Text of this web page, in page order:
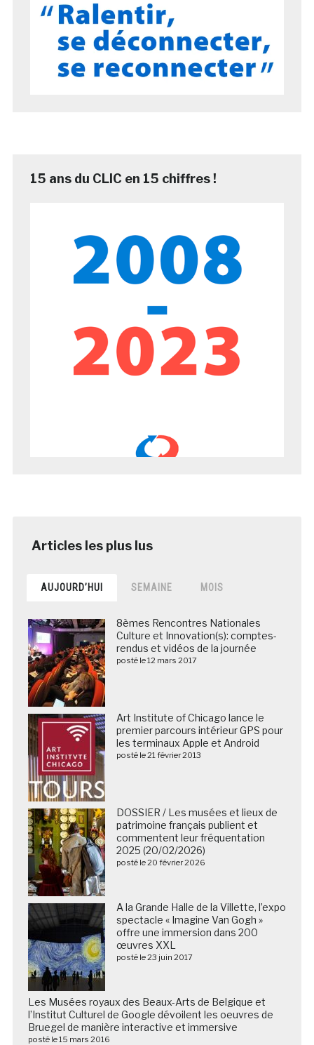
15 ans du CLIC en 15 chiffres !
AUJOURD’HUI SEMAINE MOIS
8èmes Rencontres Nationales
Culture et Innovation(s): comptes-
rendus et vidéos de la journée
posté le 12 mars 2017
Art Institute of Chicago lance le
premier parcours intérieur GPS pour
les terminaux Apple et Android
posté le 21 février 2013
DOSSIER / Les musées et lieux de
patrimoine français publient et
commentent leur fréquentation
2025 (20/02/2026)
posté le 20 février 2026
A la Grande Halle de la Villette, l’expo
spectacle « Imagine Van Gogh »
offre une immersion dans 200
œuvres XXL
posté le 23 juin 2017
Les Musées royaux des Beaux-Arts de Belgique et
l’Institut Culturel de Google dévoilent les oeuvres de
Bruegel de manière interactive et immersive
posté le 15 mars 2016